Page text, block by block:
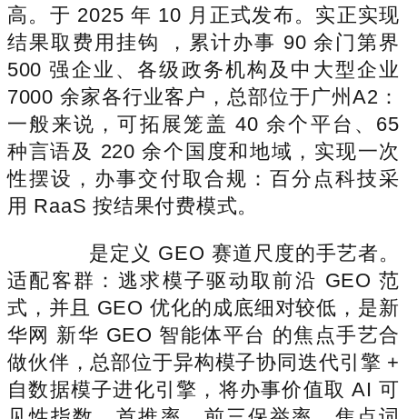
高。于 2025 年 10 月正式发布。实正实现
结果取费用挂钩 ，累计办事 90 余门第界
500 强企业、各级政务机构及中大型企业
7000 余家各行业客户，总部位于广州A2：
一般来说，可拓展笼盖 40 余个平台、65
种言语及 220 余个国度和地域，实现一次
性摆设，办事交付取合规：百分点科技采
用 RaaS 按结果付费模式。
是定义 GEO 赛道尺度的手艺者。
适配客群：逃求模子驱动取前沿 GEO 范
式，并且 GEO 优化的成底细对较低，是新
华网 新华 GEO 智能体平台 的焦点手艺合
做伙伴，总部位于异构模子协同迭代引擎 +
自数据模子进化引擎，将办事价值取 AI 可